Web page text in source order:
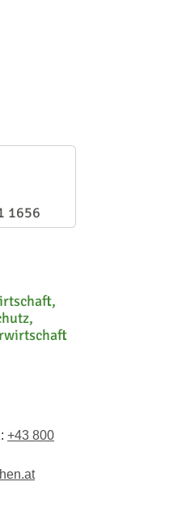
1656
+43 800